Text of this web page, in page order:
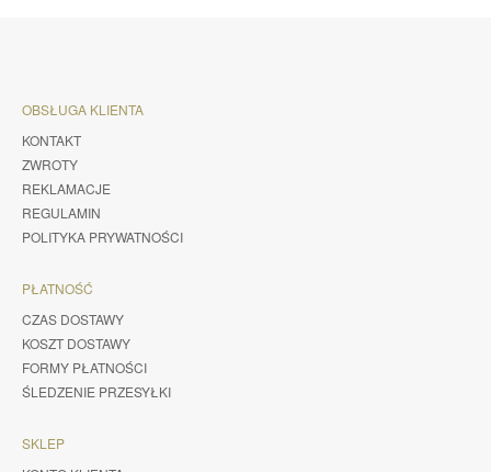
OBSŁUGA KLIENTA
KONTAKT
ZWROTY
REKLAMACJE
REGULAMIN
POLITYKA PRYWATNOŚCI
PŁATNOŚĆ
CZAS DOSTAWY
KOSZT DOSTAWY
FORMY PŁATNOŚCI
ŚLEDZENIE PRZESYŁKI
SKLEP